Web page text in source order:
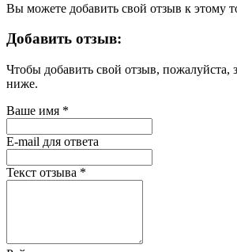
Вы можете добавить свой отзыв к этому
Добавить отзыв:
Чтобы добавить свой отзыв, пожалуйста,
ниже.
Ваше имя *
E-mail для ответа
Текст отзыва *